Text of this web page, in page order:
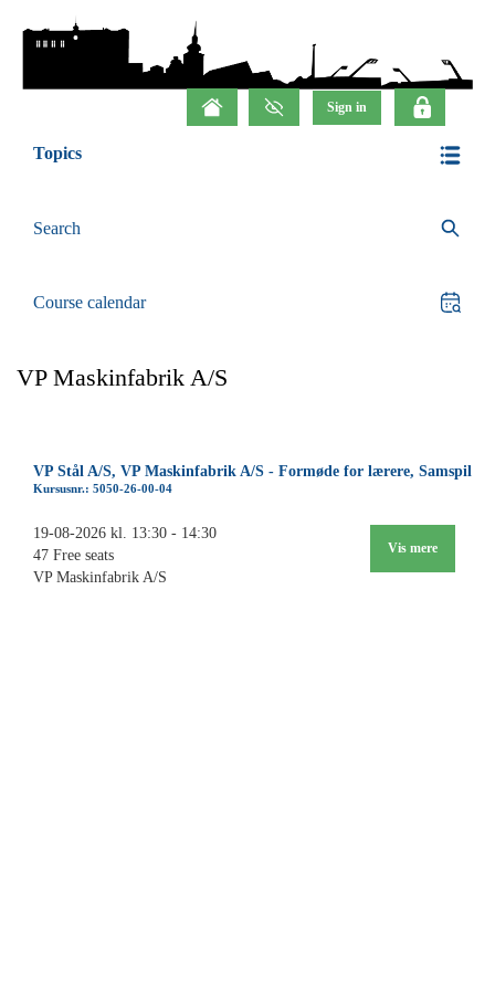
Topics
Search
Course calendar
VP Maskinfabrik A/S
VP Stål A/S, VP Maskinfabrik A/S - Formøde for lærere, Samspil
Kursusnr.: 5050-26-00-04
19-08-2026 kl. 13:30 - 14:30
47 Free seats
VP Maskinfabrik A/S
Vis mere